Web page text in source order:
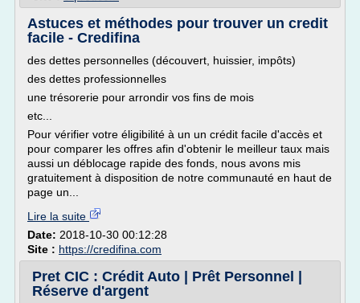
Astuces et méthodes pour trouver un credit
facile - Credifina
des dettes personnelles (découvert, huissier, impôts)
des dettes professionnelles
une trésorerie pour arrondir vos fins de mois
etc...
Pour vérifier votre éligibilité à un un crédit facile d'accès et
pour comparer les offres afin d'obtenir le meilleur taux mais
aussi un déblocage rapide des fonds, nous avons mis
gratuitement à disposition de notre communauté en haut de
page un...
Lire la suite
Date: 2018-10-30 00:12:28
Site : https://credifina.com
Pret CIC : Crédit Auto | Prêt Personnel |
Réserve d'argent